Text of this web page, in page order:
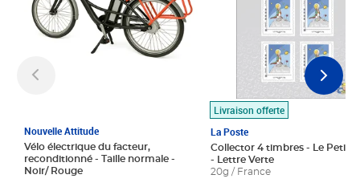
Nouvelle Attitude
Vélo électrique du facteur,
reconditionné - Taille normale -
Noir/ Rouge
Livraison offerte
La Poste
Collector 4 timbres - Le Petit
- Lettre Verte
20g / France